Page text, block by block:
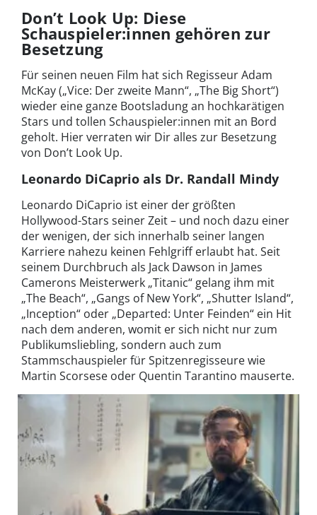
Don’t Look Up: Diese
Schauspieler:innen gehören zur
Besetzung
Für seinen neuen Film hat sich Regisseur Adam
McKay („Vice: Der zweite Mann“, „The Big Short“)
wieder eine ganze Bootsladung an hochkarätigen
Stars und tollen Schauspieler:innen mit an Bord
geholt. Hier verraten wir Dir alles zur Besetzung
von Don’t Look Up.
Leonardo DiCaprio als Dr. Randall Mindy
Leonardo DiCaprio ist einer der größten
Hollywood-Stars seiner Zeit – und noch dazu einer
der wenigen, der sich innerhalb seiner langen
Karriere nahezu keinen Fehlgriff erlaubt hat. Seit
seinem Durchbruch als Jack Dawson in James
Camerons Meisterwerk „Titanic“ gelang ihm mit
„The Beach“, „Gangs of New York“, „Shutter Island“,
„Inception“ oder „Departed: Unter Feinden“ ein Hit
nach dem anderen, womit er sich nicht nur zum
Publikumsliebling, sondern auch zum
Stammschauspieler für Spitzenregisseure wie
Martin Scorsese oder Quentin Tarantino mauserte.